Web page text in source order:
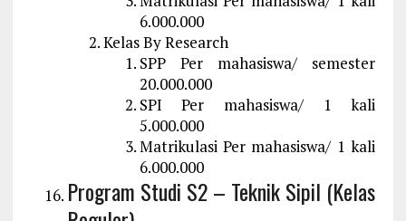
6.000.000
Kelas By Research
SPP Per mahasiswa/ semester
20.000.000
SPI Per mahasiswa/ 1 kali
5.000.000
Matrikulasi Per mahasiswa/ 1 kali
6.000.000
Program Studi S2 – Teknik Sipil (Kelas